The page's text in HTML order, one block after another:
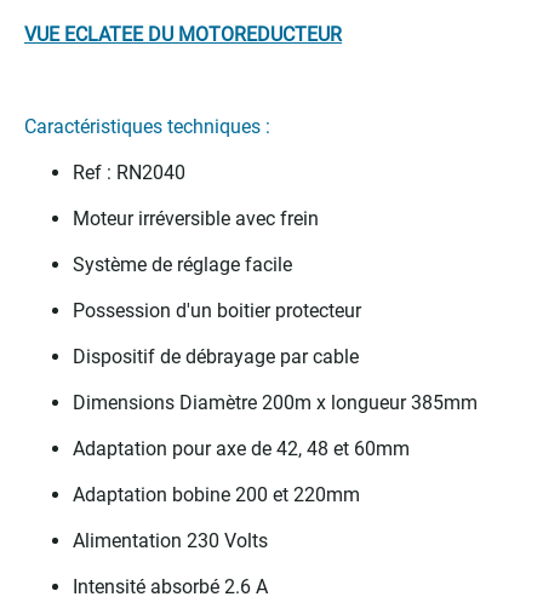
VUE ECLATEE DU MOTOREDUCTEUR
Caractéristiques techniques :
Ref : RN2040
Moteur irréversible avec frein
Système de réglage facile
Possession d'un boitier protecteur
Dispositif de débrayage par cable
Dimensions Diamètre 200m x longueur 385mm
Adaptation pour axe de 42, 48 et 60mm
Adaptation bobine 200 et 220mm
Alimentation 230 Volts
Intensité absorbé 2.6 A